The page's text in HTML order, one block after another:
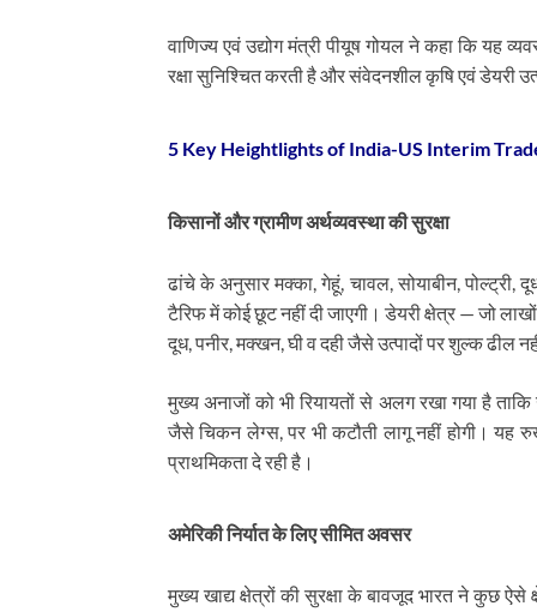
वाणिज्य एवं उद्योग मंत्री पीयूष गोयल ने कहा कि यह
रक्षा सुनिश्चित करती है और संवेदनशील कृषि एवं डेयरी
5 Key Heightlights of India-US Interim
किसानों और ग्रामीण अर्थव्यवस्था की सुरक्षा
ढांचे के अनुसार मक्का, गेहूं, चावल, सोयाबीन, पोल्ट्री,
टैरिफ में कोई छूट नहीं दी जाएगी। डेयरी क्षेत्र — जो
दूध, पनीर, मक्खन, घी व दही जैसे उत्पादों पर शुल्क ढील
मुख्य अनाजों को भी रियायतों से अलग रखा गया है
जैसे चिकन लेग्स, पर भी कटौती लागू नहीं होगी। यह
प्राथमिकता दे रही है।
अमेरिकी निर्यात के लिए सीमित अवसर
मुख्य खाद्य क्षेत्रों की सुरक्षा के बावजूद भारत ने कुछ